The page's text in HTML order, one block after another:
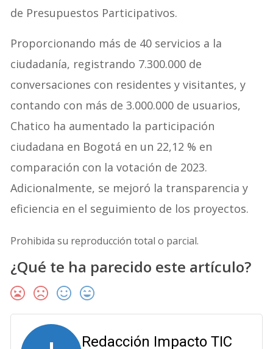
de Presupuestos Participativos.
Proporcionando más de 40 servicios a la
ciudadanía, registrando 7.300.000 de
conversaciones con residentes y visitantes, y
contando con más de 3.000.000 de usuarios,
Chatico ha aumentado la participación
ciudadana en Bogotá en un 22,12 % en
comparación con la votación de 2023.
Adicionalmente, se mejoró la transparencia y
eficiencia en el seguimiento de los proyectos.
Prohibida su reproducción total o parcial.
¿Qué te ha parecido este artículo?
Redacción Impacto TIC